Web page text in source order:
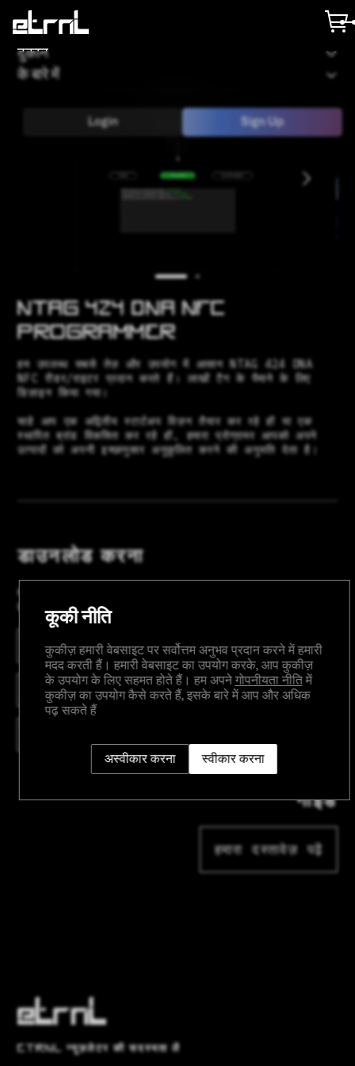
कूकी नीति
कुकीज़ हमारी वेबसाइट पर सर्वोत्तम अनुभव प्रदान करने में हमारी
मदद करती हैं। हमारी वेबसाइट का उपयोग करके, आप कुकीज़
के उपयोग के लिए सहमत होते हैं। हम अपनेगोपनीयता नीतिमें
कुकीज़ का उपयोग कैसे करते हैं, इसके बारे में आप और अधिक
पढ़ सकते हैं
अस्वीकार करना स्वीकार करना
दुकान
के बारे में
Login Sign Up
NTAG 424 DNA NFC
PROGRAMMER
हम उपलब्ध सबसे तेज़ और उपयोग में आसान NTAG 424 DNA
NFC रीडर/राइटर प्रदान करते हैं। लाखों टैग के पैमाने के लिए
डिज़ाइन किया गया।
चाहे आप एक अद्वितीय स्टार्टअप विज़न तैयार कर रहे हों या एक
स्थापित ब्रांड विकसित कर रहे हों, हमारा प्रोग्रामर आपको अपने
उत्पादों को अपनी इच्छानुसार अनुकूलित करने की अनुमति देता है।
डाउनलोड करना
हमारा एनटीएजी 424 डीएनए एनएफसी प्रोग्रामर डाउनलोड और
इंस्टॉल करें:
WINDOWS
MAC
गाइड
हमारा दस्तावेज़ पढ़ें
ETRNL न्यूज़लेटर की सदस्यता लें